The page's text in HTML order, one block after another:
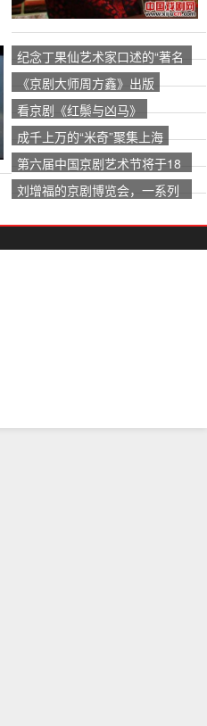
纪念丁果仙艺术家口述的“著名
歌手和母亲”
《京剧大师周方鑫》出版
看京剧《红鬃与凶马》
成千上万的“米奇”聚集上海
第六届中国京剧艺术节将于18
日闭幕
刘增福的京剧博览会，一系列